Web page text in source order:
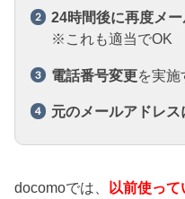
24時間後に再度メ
※これも適当でOK
電話番号変更を実施
元のメールアドレス
docomoでは、
以前使っ